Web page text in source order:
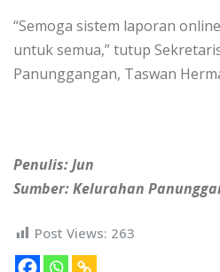
“Semoga sistem laporan
untuk semua,” tutup
Panunggangan, Taswan
Penulis: Jun
Sumber: Kelurahan
Post Views: 263